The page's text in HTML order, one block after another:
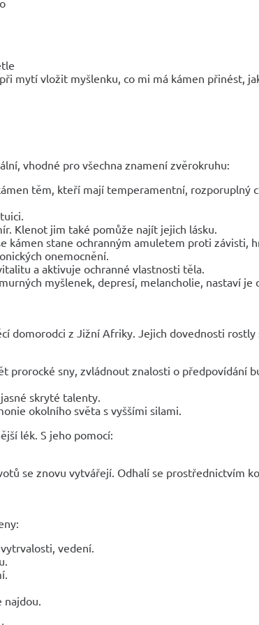
mytí vložit myšlenku, co mi má kámen přinést,
vhodné pro všechna znamení zvěrokruhu:
těm, kteří mají temperamentní, rozporuplný
Klenot jim také pomůže najít jejich lásku.
kámen stane ochranným amuletem proti závisti,
onemocnění.
a aktivuje ochranné vlastnosti těla.
myšlenek, depresí, melancholie, nastaví je
domorodci z Jižní Afriky. Jejich dovednosti
prorocké sny, zvládnout znalosti o předpovídání
skryté talenty.
okolního světa s vyššími silami.
lék. S jeho pomocí:
se znovu vytvářejí. Odhalí se prostřednictvím
vedení.